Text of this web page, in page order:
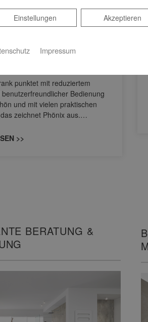
PHÖNIX –
punktet
punktet mit reduziertem
Bedienung
und mit vielen praktischen
zeichnet Phönix aus.…
>>
BERATUNG &
Akzeptieren
Einstellungen
Impressum